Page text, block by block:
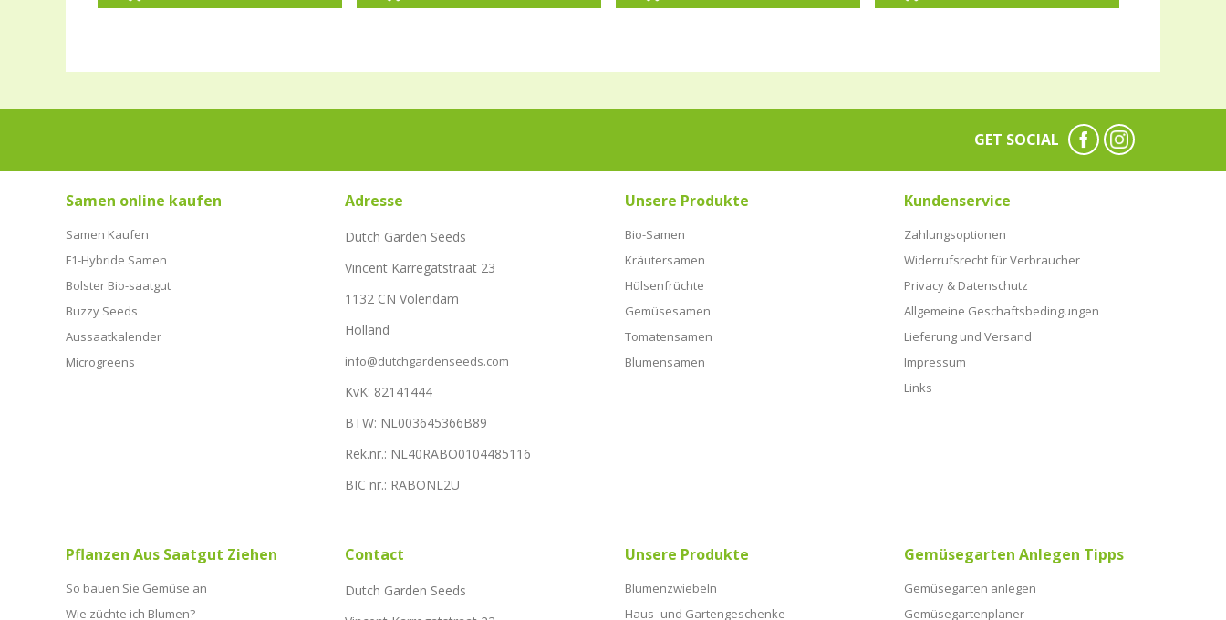
GET SOCIAL
Samen online kaufen
Samen Kaufen
F1-Hybride Samen
Bolster Bio-saatgut
Buzzy Seeds
Aussaatkalender
Microgreens
Adresse
Dutch Garden Seeds
Vincent Karregatstraat 23
1132 CN Volendam
Holland
info@dutchgardenseeds.com
KvK: 82141444
BTW: NL003645366B89
Rek.nr.: NL40RABO0104485116
BIC nr.: RABONL2U
Unsere Produkte
Bio-Samen
Kräutersamen
Hülsenfrüchte
Gemüsesamen
Tomatensamen
Blumensamen
Kundenservice
Zahlungsoptionen
Widerrufsrecht für Verbraucher
Privacy & Datenschutz
Allgemeine Geschaftsbedingungen
Lieferung und Versand
Impressum
Links
Pflanzen Aus Saatgut Ziehen
So bauen Sie Gemüse an
Wie züchte ich Blumen?
Contact
Dutch Garden Seeds
Unsere Produkte
Blumenzwiebeln
Haus- und Gartengeschenke
Gemüsegarten Anlegen Tipps
Gemüsegarten anlegen
Gemüsegartenplaner